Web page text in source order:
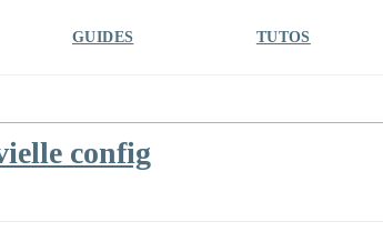
GUIDES TUTOS
config